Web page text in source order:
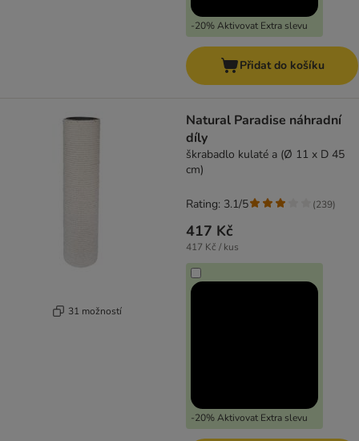
-20% Aktivovat Extra slevu
Přidat do košíku
31 možností
Natural Paradise náhradní
díly
škrabadlo kulaté a (Ø 11 x D 45
cm)
417 Kč
417 Kč / kus
-20% Aktivovat Extra slevu
Rating: 3.1/5 (239)